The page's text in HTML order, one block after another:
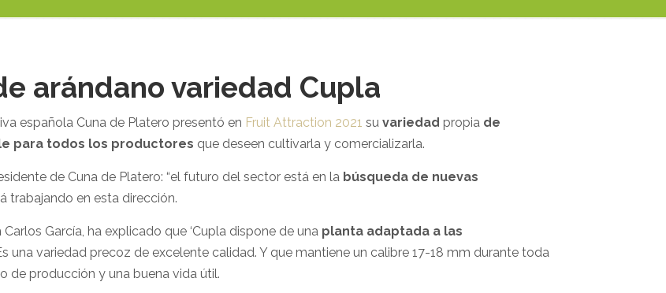
arándano variedad Cupla
española Cuna de Platero presentó en Fruit Attraction 2021 su variedad propia de
para todos los productores que deseen cultivarla y comercializarla.
de Cuna de Platero: “el futuro del sector está en la búsqueda de nuevas
trabajando en esta dirección.
García, ha explicado que ‘Cupla dispone de una planta adaptada a las
una variedad precoz de excelente calidad. Y que mantiene un calibre 17-18 mm durante toda
de producción y una buena vida útil.